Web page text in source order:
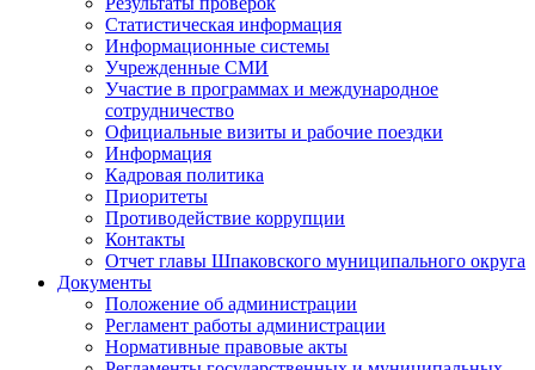
Статистическая информация
Информационные системы
Учрежденные СМИ
Участие в программах и международное
сотрудничество
Официальные визиты и рабочие поездки
Информация
Кадровая политика
Приоритеты
Противодействие коррупции
Контакты
Отчет главы Шпаковского муниципального округа
Документы
Положение об администрации
Регламент работы администрации
Нормативные правовые акты